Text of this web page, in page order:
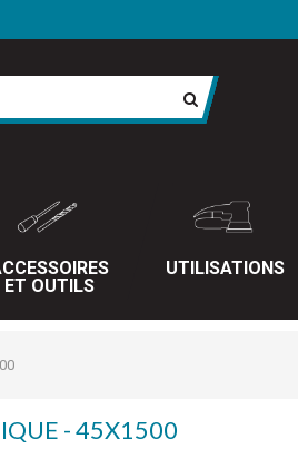
ET OUTILS
UTILISATIONS
- 45X1500